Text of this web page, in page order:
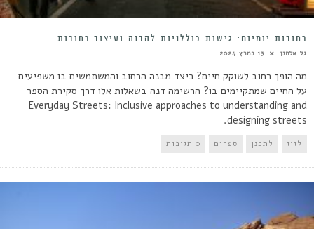
רחובות יומיום: גישות כוללניות להבנה ועיצוב רחובות
גל אלחנן 13 במרץ 2024
מה הופך רחוב לשוקק חיים? כיצד מבנה הרחוב והמשתמשים בו משפיעים
על החיים שמתקיימים בו? הרשימה דנה בשאלות אלו דרך סקירת הספר
Everyday Streets: Inclusive approaches to understanding and
designing streets.
לזוז לתכנן ספרים 0 תגובות